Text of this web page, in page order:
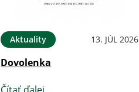
Aktuality 13. JÚL 2026
Dovolenka